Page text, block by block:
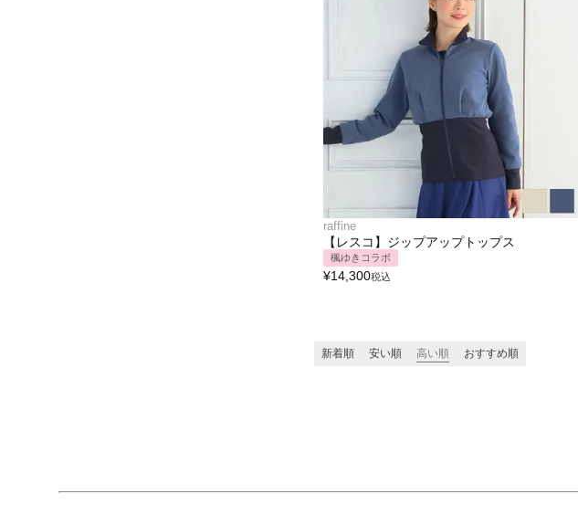
raffine
【レスコ】ジップアップトップス
楓ゆきコラボ
¥14,300税込
新着順 安い順 高い順 おすすめ順